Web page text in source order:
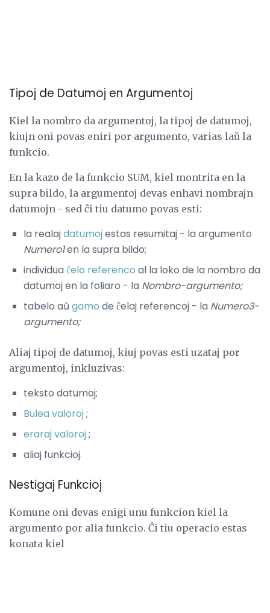
Tipoj de Datumoj en Argumentoj
Kiel la nombro da argumentoj, la tipoj de datumoj,
kiujn oni povas eniri por argumento, varias laŭ la
funkcio.
En la kazo de la funkcio SUM, kiel montrita en la
supra bildo, la argumentoj devas enhavi nombrajn
datumojn - sed ĉi tiu datumo povas esti:
la realajdatumojestas resumitaj - la argumento
Numero1en la supra bildo;
individua ĉelo referenco al la loko de la nombro da
datumoj en la foliaro - la Nombro-argumento;
tabelo aŭ gamo de ĉelaj referencoj - la Numero3-
argumento;
Aliaj tipoj de datumoj, kiuj povas esti uzataj por
argumentoj, inkluzivas:
teksto datumoj;
Bulea valoroj;
eraraj valoroj;
aliaj funkcioj.
Nestigaj Funkcioj
Komune oni devas enigi unu funkcion kiel la
argumento por alia funkcio. Ĉi tiu operacio estas
konata kiel